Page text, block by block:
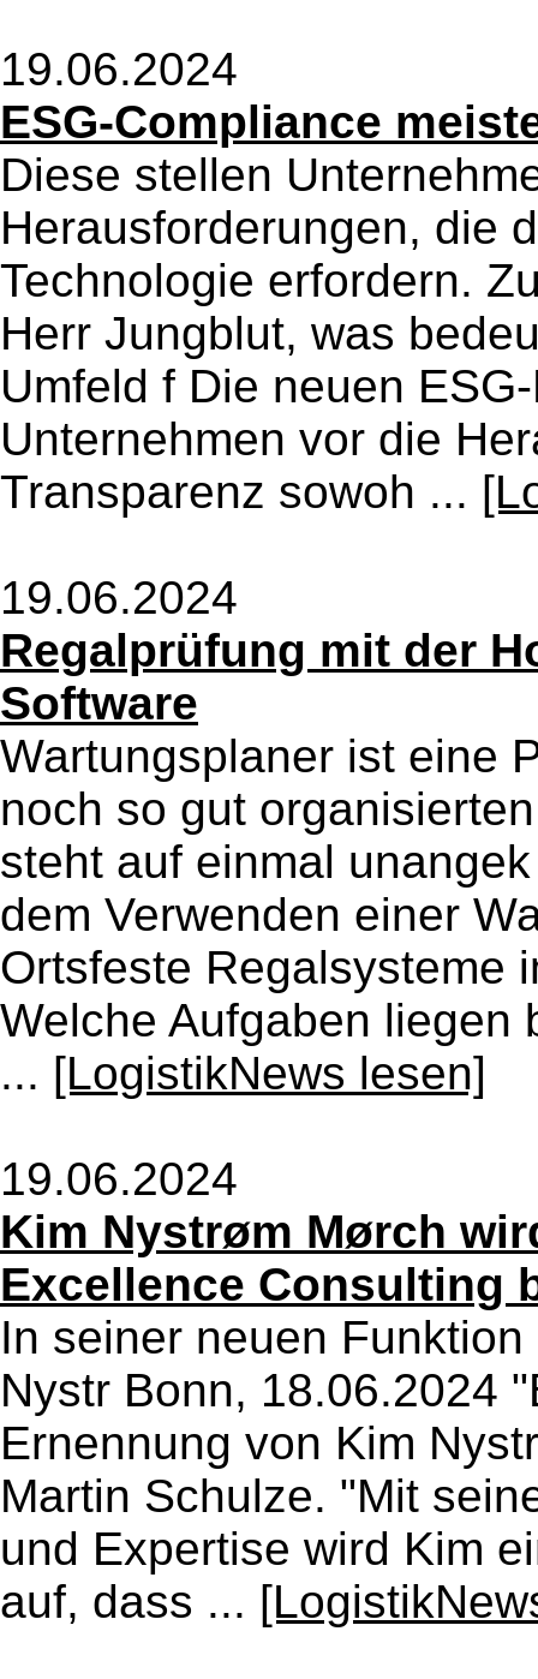
19.06.2024
ESG-Compliance
Diese stellen
Herausforderungen, die
Technologie erfordern.
Herr Jungblut, was
Umfeld f Die neuen
Unternehmen vor die
Transparenz sowoh ...
19.06.2024
Regalprüfung mit der
Software
Wartungsplaner ist eine
noch so gut
steht auf einmal
dem Verwenden einer
Ortsfeste Regalsysteme
Welche Aufgaben liegen
... [LogistikNews lesen]
19.06.2024
Kim Nystrøm Mørch
Excellence Consulting
In seiner neuen
Nystr Bonn, 18.06.2024
Ernennung von Kim
Martin Schulze. "Mit
und Expertise wird Kim
auf, dass ...